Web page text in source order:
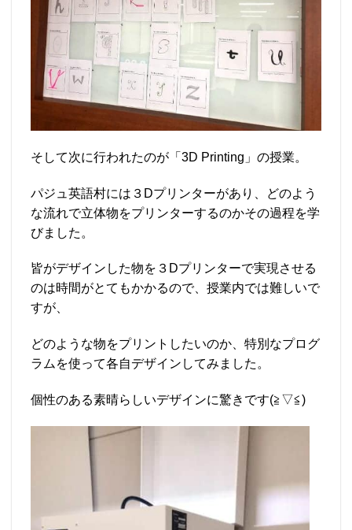
そして次に行われたのが「3D Printing」の授業。
パジュ英語村には３Dプリンターがあり、どのよう
な流れで立体物をプリンターするのかその過程を学
びました。
皆がデザインした物を３Dプリンターで実現させる
のは時間がとてもかかるので、授業内では難しいで
すが、
どのような物をプリントしたいのか、特別なプログ
ラムを使って各自デザインしてみました。
個性のある素晴らしいデザインに驚きです(≧▽≦)